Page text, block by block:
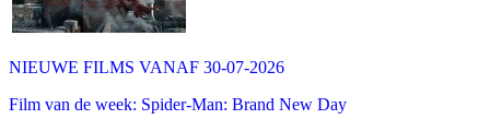
NIEUWE FILMS VANAF 30-07-2026
Film van de week: Spider-Man: Brand New Day